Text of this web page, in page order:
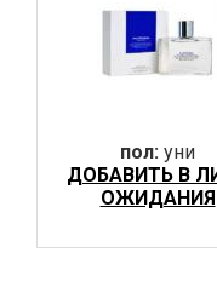
пол: уни
ДОБАВИТЬ В
ОЖИДАНИЯ